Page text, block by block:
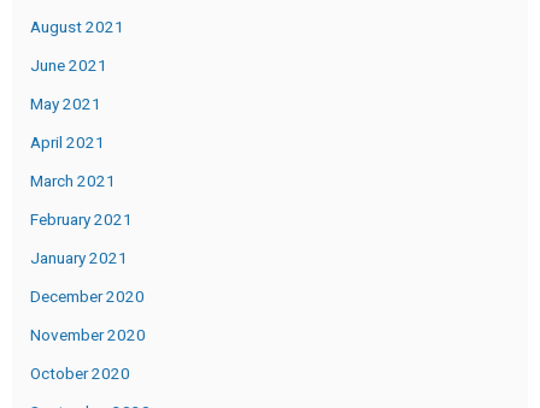
August 2021
June 2021
May 2021
April 2021
March 2021
February 2021
January 2021
December 2020
November 2020
October 2020